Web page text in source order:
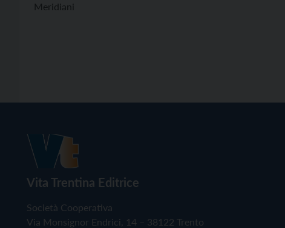
Meridiani
Vita Trentina Editrice
Società Cooperativa
Via Monsignor Endrici, 14 – 38122 Trento